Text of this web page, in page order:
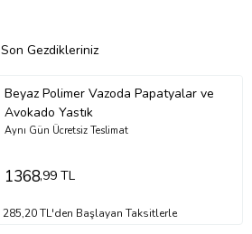
Son Gezdikleriniz
Beyaz Polimer Vazoda Papatyalar ve
Avokado Yastık
Aynı Gün Ücretsiz Teslimat
1368,99 TL
285,20 TL'den Başlayan Taksitlerle